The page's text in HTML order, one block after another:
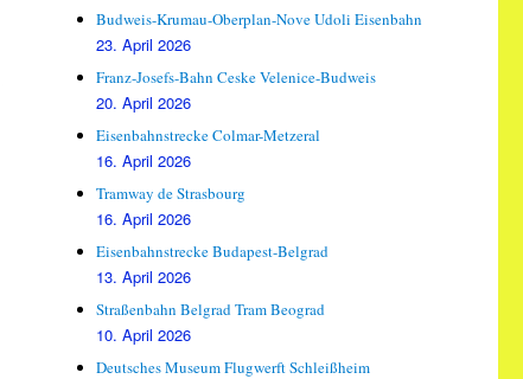
Budweis-Krumau-Oberplan-Nove Udoli Eisenbahn
23. April 2026
Franz-Josefs-Bahn Ceske Velenice-Budweis
20. April 2026
Eisenbahnstrecke Colmar-Metzeral
16. April 2026
Tramway de Strasbourg
16. April 2026
Eisenbahnstrecke Budapest-Belgrad
13. April 2026
Straßenbahn Belgrad Tram Beograd
10. April 2026
Deutsches Museum Flugwerft Schleißheim